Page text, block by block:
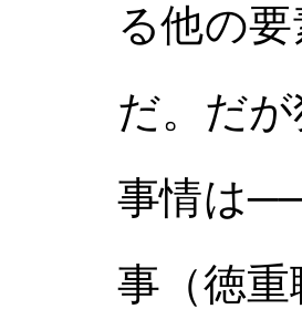
る他の
だ。だ
事情は
事（徳重